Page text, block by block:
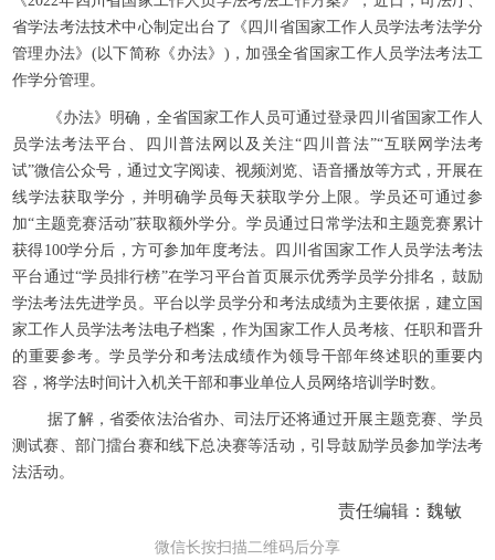
省学法考法技术中心制定出台了《四川省国家工作人员学法考法学分
管理办法》(以下简称《办法》)，加强全省国家工作人员学法考法工
作学分管理。
《办法》明确，全省国家工作人员可通过登录四川省国家工作人
员学法考法平台、四川普法网以及关注“四川普法”“互联网学法考
试”微信公众号，通过文字阅读、视频浏览、语音播放等方式，开展在
线学法获取学分，并明确学员每天获取学分上限。学员还可通过参
加“主题竞赛活动”获取额外学分。学员通过日常学法和主题竞赛累计
获得100学分后，方可参加年度考法。四川省国家工作人员学法考法
平台通过“学员排行榜”在学习平台首页展示优秀学员学分排名，鼓励
学法考法先进学员。平台以学员学分和考法成绩为主要依据，建立国
家工作人员学法考法电子档案，作为国家工作人员考核、任职和晋升
的重要参考。学员学分和考法成绩作为领导干部年终述职的重要内
容，将学法时间计入机关干部和事业单位人员网络培训学时数。
据了解，省委依法治省办、司法厅还将通过开展主题竞赛、学员
测试赛、部门擂台赛和线下总决赛等活动，引导鼓励学员参加学法考
法活动。
责任编辑：魏敏
微信长按扫描二维码后分享